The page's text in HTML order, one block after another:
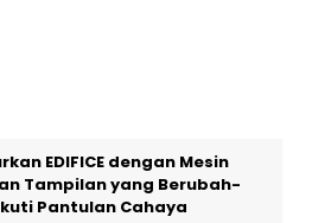
EDIFICE dengan Mesin
Tampilan yang Berubah-
Pantulan Cahaya